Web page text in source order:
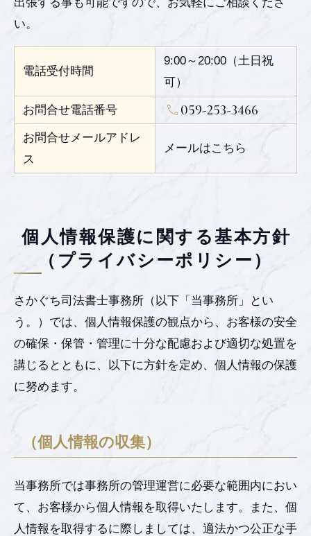
い。
電話受付時間
9:00～20:00（土日祝
可）
お問合せ電話番号
059-253-3466
お問合せメールアドレ
ス
メールはこちら
個人情報保護に関する基本方針
（プライバシーポリシー）
さかぐち司法書士事務所（以下「当事務所」とい
う。）では、個人情報保護の観点から、お客様の安全
の確保・保管・管理に十分な配慮および適切な処置を
講じるとともに、以下に方針を定め、個人情報の保護
に努めます。
（個人情報の収集）
当事務所では事務所の管理運営に必要な範囲内におい
て、お客様から個人情報を取得いたします。また、個
人情報を取得するに際しましては、適法かつ公正な手